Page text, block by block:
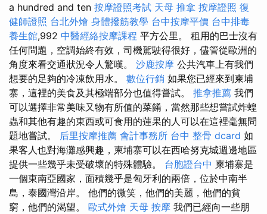
a hundred and ten 按摩證照考試 天母 推拿 按摩證照 復
健師證照 台北外燴 身體撥筋教學 台中按摩平價 台中排毒
養生館,992 中醫經絡按摩課程 平方公里。 租用的巴士沒有
任何問題，空調始終有效，司機駕駛得很好，儘管從歐洲的
角度來看交通狀況令人驚嘆。 沙鹿按摩 公共汽車上有我們
想要的足夠的冷凍飲用水。 數位行銷 如果您已經來到柬埔
寨，這裡的美食及其極端部分也值得嘗試。 推拿推薦 我們
可以選擇非常美味又物有所值的菜餚，當然那些想嘗試炸蝗
蟲和其他有趣的東西或可食用的蓮果的人可以在這裡毫無問
題地嘗試。 后里按摩推薦 會計事務所 台中 整骨 dcard 如
果客人也對海灘感興趣，柬埔寨可以在西哈努克城週邊地區
提供一些幾乎未受破壞的特殊體驗。 台胞證台中 柬埔寨是
一個東南亞國家，面積幾乎是匈牙利的兩倍，位於中南半
島，泰國灣沿岸。 他們的微笑，他們的美麗，他們的貧
窮，他們的渴望。 歐式外燴 天母 按摩 我們已經向一些朋